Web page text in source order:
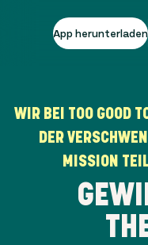
App herunterladen
WIR BEI TOO GOOD
DER
MISSION